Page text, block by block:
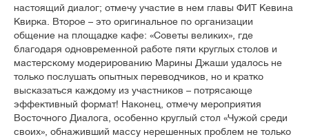
настоящий диалог; отмечу участие в нем главы ФИТ Кевина
Квирка. Второе – это оригинальное по организации
общение на площадке кафе: «Советы великих», где
благодаря одновременной работе пяти круглых столов и
мастерскому модерированию Марины Джаши удалось не
только послушать опытных переводчиков, но и кратко
высказаться каждому из участников – потрясающе
эффективный формат! Наконец, отмечу мероприятия
Восточного Диалога, особенно круглый стол «Чужой среди
своих», обнаживший массу нерешенных проблем не только